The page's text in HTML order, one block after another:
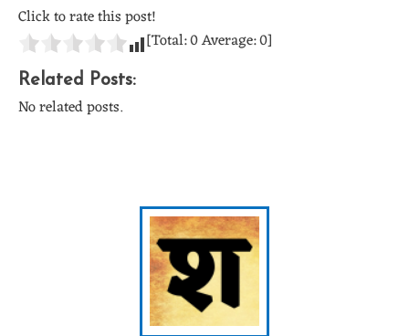
Click to rate this post!
[Total:0Average:0]
Related Posts:
No related posts.